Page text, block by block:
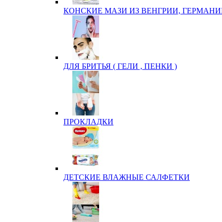
КОНСКИЕ МАЗИ ИЗ ВЕНГРИИ,
ДЛЯ БРИТЬЯ ( ГЕЛИ , ПЕНКИ )
ПРОКЛАДКИ
ДЕТСКИЕ ВЛАЖНЫЕ САЛФЕТКИ